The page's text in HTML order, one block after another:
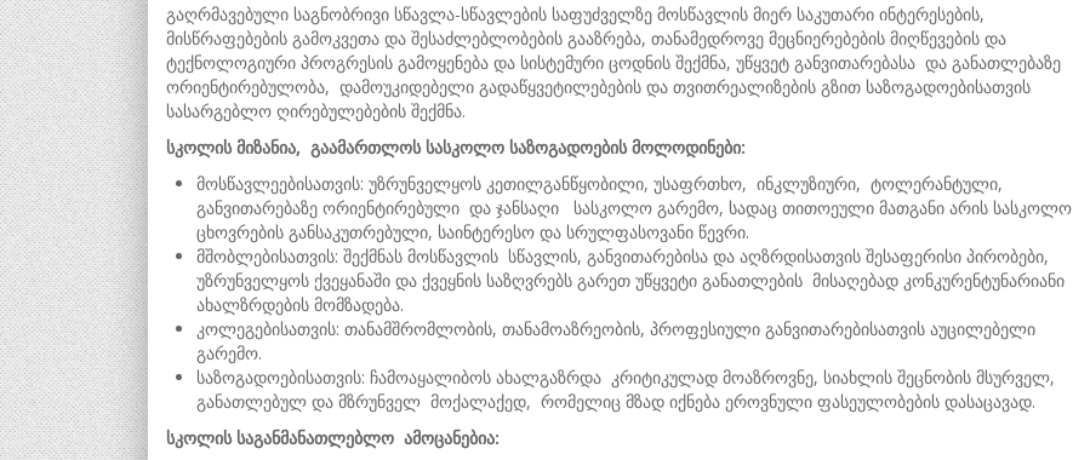
გაღრმავებული საგნობრივი სწავლა-სწავლების საფუძველზე მოსწავლის მიერ საკუთარი ინტერესების,
მისწრაფებების გამოკვეთა და შესაძლებლობების გააზრება, თანამედროვე მეცნიერებების მიღწევების და
ტექნოლოგიური პროგრესის გამოყენება და სისტემური ცოდნის შექმნა, უწყვეტ განვითარებასა და განათლებაზე
ორიენტირებულობა, დამოუკიდებელი გადაწყვეტილებების და თვითრეალიზების გზით საზოგადოებისათვის
სასარგებლო ღირებულებების შექმნა.
სკოლისმიზანია, გაამართლოს სასკოლო საზოგადოების მოლოდინები:
მოსწავლეებისათვის: უზრუნველყოს კეთილგანწყობილი, უსაფრთხო, ინკლუზიური, ტოლერანტული,
განვითარებაზე ორიენტირებული და ჯანსაღი სასკოლო გარემო, სადაც თითოეული მათგანი არის სასკოლო
ცხოვრების განსაკუთრებული, საინტერესო და სრულფასოვანი წევრი.
მშობლებისათვის: შექმნას მოსწავლის სწავლის, განვითარებისა და აღზრდისათვის შესაფერისი პირობები,
უზრუნველყოს ქვეყანაში და ქვეყნის საზღვრებს გარეთ უწყვეტი განათლების მისაღებად კონკურენტუნარიანი
ახალზრდების მომზადება.
კოლეგებისათვის: თანამშრომლობის, თანამოაზრეობის, პროფესიული განვითარებისათვის აუცილებელი
გარემო.
საზოგადოებისათვის: ჩამოაყალიბოს ახალგაზრდა კრიტიკულად მოაზროვნე, სიახლის შეცნობის მსურველ,
განათლებულ და მზრუნველ მოქალაქედ, რომელიც მზად იქნება ეროვნული ფასეულობების დასაცავად.
სკოლის საგანმანათლებლო ამოცანებია: